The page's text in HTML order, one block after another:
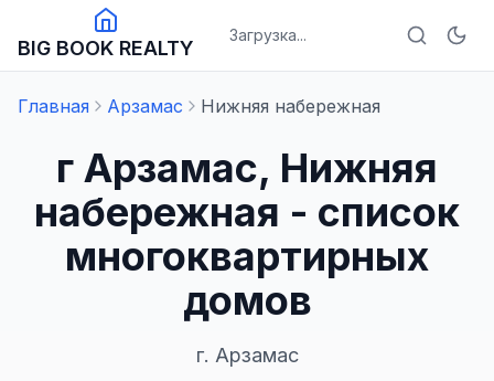
BIG BOOK REALTY
Загрузка...
Главная Арзамас Нижняя набережная
г Арзамас, Нижняя
набережная - список
многоквартирных
домов
г. Арзамас